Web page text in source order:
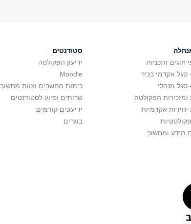
חוגים ותכניות
סגל אקדמי בכיר
סגל מנהלי
הפקולטה
אקדמיות
מידע ומחשוב
סטודנטים
ידיעון הפקולטה
Moodle
כיתות מחשבים וצוות מחשוב
שרותים וסיוע לסטודנטים
ידיעונים קודמים
בוגרים